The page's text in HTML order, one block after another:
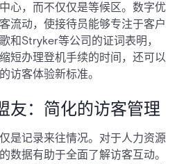
心，而不仅仅是等候区。数字优
流动，使接待员能够专注于客户
和Stryker等公司的证词表明，
短办理登机手续的时间，还可以
访客体验新标准。
友：简化的访客管理
是记录来往情况。对于人力资源
数据有助于全面了解访客互动。